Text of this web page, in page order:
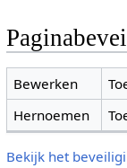
Bewerken
Hernoemen
Bekijk het